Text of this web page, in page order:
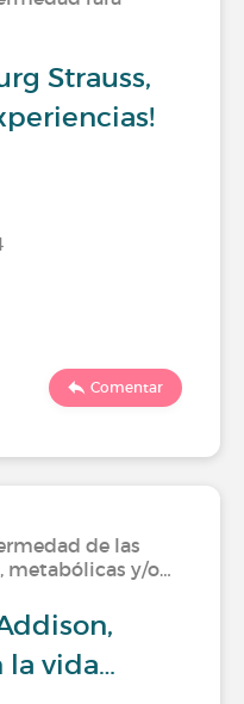
Strauss,
Comentar
de las
metabólicas y/o…
la vida…